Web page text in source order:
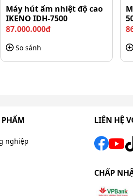
Máy hút ẩm nhiệt độ cao
IKENO IDH-7500
87.000.000đ
So sánh
nghiệp
LIÊN HỆ
CHẤP